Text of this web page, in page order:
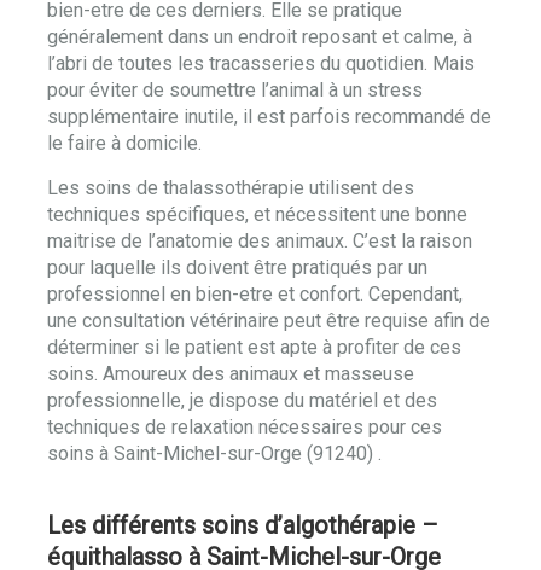
bien-etre de ces derniers. Elle se pratique
généralement dans un endroit reposant et calme, à
l’abri de toutes les tracasseries du quotidien. Mais
pour éviter de soumettre l’animal à un stress
supplémentaire inutile, il est parfois recommandé de
le faire à domicile.
Les soins de thalassothérapie utilisent des
techniques spécifiques, et nécessitent une bonne
maitrise de l’anatomie des animaux. C’est la raison
pour laquelle ils doivent être pratiqués par un
professionnel en bien-etre et confort. Cependant,
une consultation vétérinaire peut être requise afin de
déterminer si le patient est apte à profiter de ces
soins. Amoureux des animaux et masseuse
professionnelle, je dispose du matériel et des
techniques de relaxation nécessaires pour ces
soins à Saint-Michel-sur-Orge (91240) .
Les différents soins d’algothérapie –
équithalasso à Saint-Michel-sur-Orge